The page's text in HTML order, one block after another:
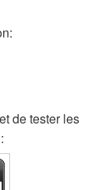
de tester les